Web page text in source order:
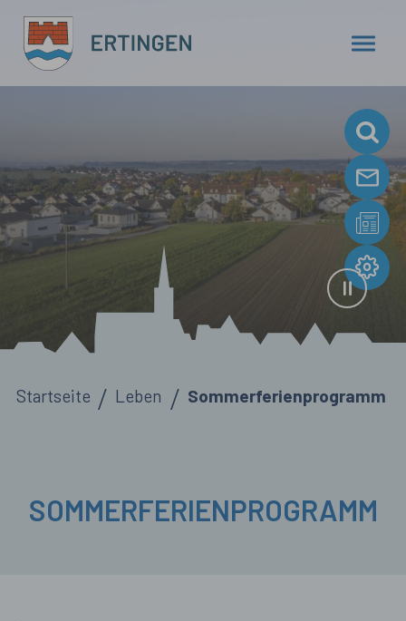
Zum Hauptinhalt springen
Startseite Leben Sommerferienprogramm
SOMMERFERIENPROGRAMM